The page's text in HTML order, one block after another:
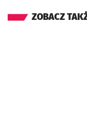
ZOBACZ